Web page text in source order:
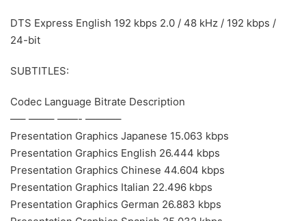
DTS Express English 192 kbps 2.0 / 48 kHz / 192 kbps /
24-bit
SUBTITLES:
Codec Language Bitrate Description
—– ——– ——- ———–
Presentation Graphics Japanese 15.063 kbps
Presentation Graphics English 26.444 kbps
Presentation Graphics Chinese 44.604 kbps
Presentation Graphics Italian 22.496 kbps
Presentation Graphics German 26.883 kbps